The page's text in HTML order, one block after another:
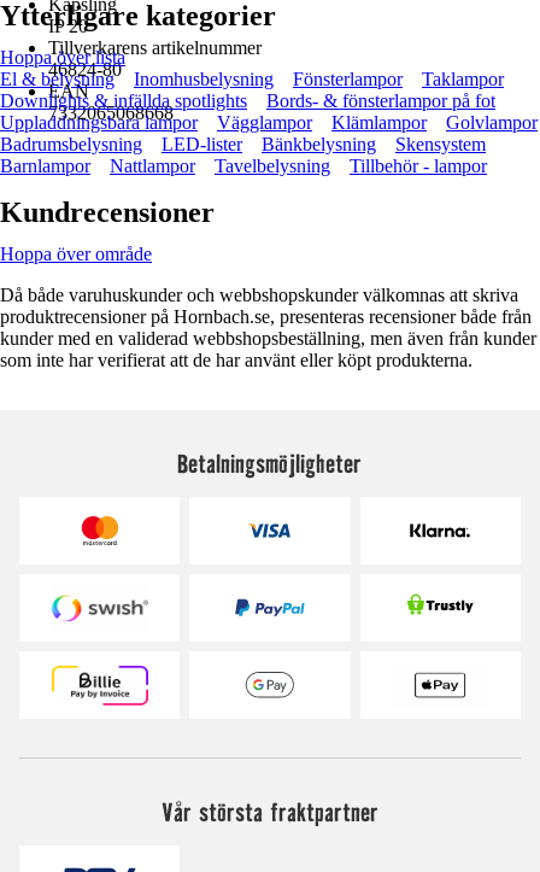
Kapsling
IP 20
Tillverkarens artikelnummer
46824-80
EAN
7332065068668
Ytterligare kategorier
Hoppa över lista
El & belysning
Inomhusbelysning Fönsterlampor
Taklampor
Downlights & infällda spotlights
Bords- & fönsterlampor på fot
Uppladdningsbara lampor
Vägglampor Klämlampor
Golvlampor
Badrumsbelysning
LED-lister Bänkbelysning
Skensystem
Barnlampor
Nattlampor Tavelbelysning Tillbehör - lampor
Kundrecensioner
Hoppa över område
Då både varuhuskunder och webbshopskunder välkomnas att skriva
produktrecensioner på Hornbach.se, presenteras recensioner både från
kunder med en validerad webbshopsbeställning, men även från kunder
som inte har verifierat att de har använt eller köpt produkterna.
Betalningsmöjligheter
Vår största fraktpartner